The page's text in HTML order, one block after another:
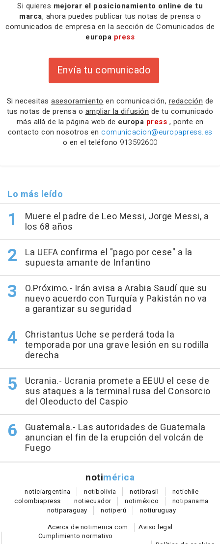
Si quieres mejorar el posicionamiento online de tu
marca, ahora puedes publicar tus notas de prensa o
comunicados de empresa en la sección de Comunicados de
europa press
Envía tu comunicado
Si necesitas asesoramiento en comunicación, redacción de
tus notas de prensa o ampliar la difusión de tu comunicado
más allá de la página web de europa press , ponte en
contacto con nosotros en comunicacion@europapress.es
o en el teléfono 913592600
Lo más leído
Muere el padre de Leo Messi, Jorge Messi, a
los 68 años
La UEFA confirma el "pago por cese" a la
supuesta amante de Infantino
O.Próximo.- Irán avisa a Arabia Saudí que su
nuevo acuerdo con Turquía y Pakistán no va
a garantizar su seguridad
Christantus Uche se perderá toda la
temporada por una grave lesión en su rodilla
derecha
Ucrania.- Ucrania promete a EEUU el cese de
sus ataques a la terminal rusa del Consorcio
del Oleoducto del Caspio
Guatemala.- Las autoridades de Guatemala
anuncian el fin de la erupción del volcán de
Fuego
notimérica
noticiargentina notibolivia notibrasil notichile
colombiapress notiecuador notiméxico notipanama
notiparaguay notiperú notiuruguay
Acerca de notimerica.com
Aviso legal
Cumplimiento normativo